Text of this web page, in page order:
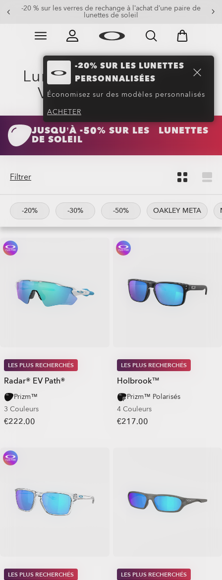
-20% sur les lunettes personnalisées
Soldes de fin de saison : jusqu’à -50% sur vêtements et
accessoires
Slide 2 of 3. Soldes de fin de saison : jusqu’à -50%
-20% SUR LES LUNETTES
PERSONNALISÉES
Économisez sur des modèles personnalisés
ACHETER
Lunettes de Soleil avec
Verres Avancés (93)
JUSQU’À -50% SUR LES LUNETTES
DE SOLEIL
Filtrer
-20% -30% -50% OAKLEY META
LES PLUS RECHERCHÉS
Radar® EV Path®
Prizm™
3 Couleurs
€222.00
LES PLUS RECHERCHÉS
Holbrook™
Prizm™ Polarisés
4 Couleurs
€217.00
LES PLUS RECHERCHÉS LES PLUS RECHERCHÉS